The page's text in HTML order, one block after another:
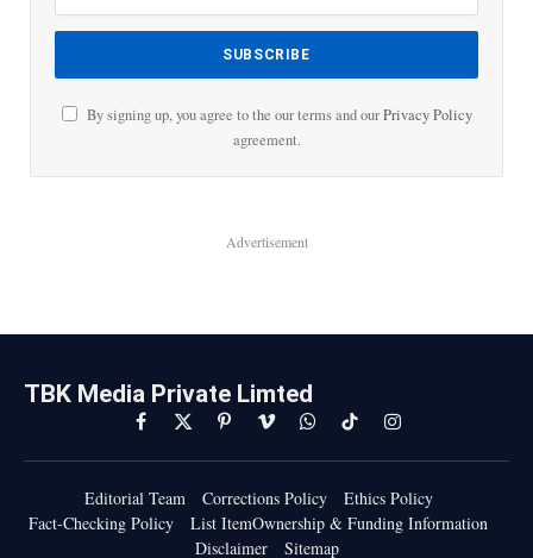
By signing up, you agree to the our terms and ourPrivacy Policy
agreement.
Advertisement
TBK Media Private Limted
Facebook
X
(Twitter)
PinterestVimeoWhatsAppTikTokInstagram
Editorial Team Corrections Policy
Ethics Policy
Fact-Checking Policy
List ItemOwnership & Funding Information
Disclaimer
Sitemap